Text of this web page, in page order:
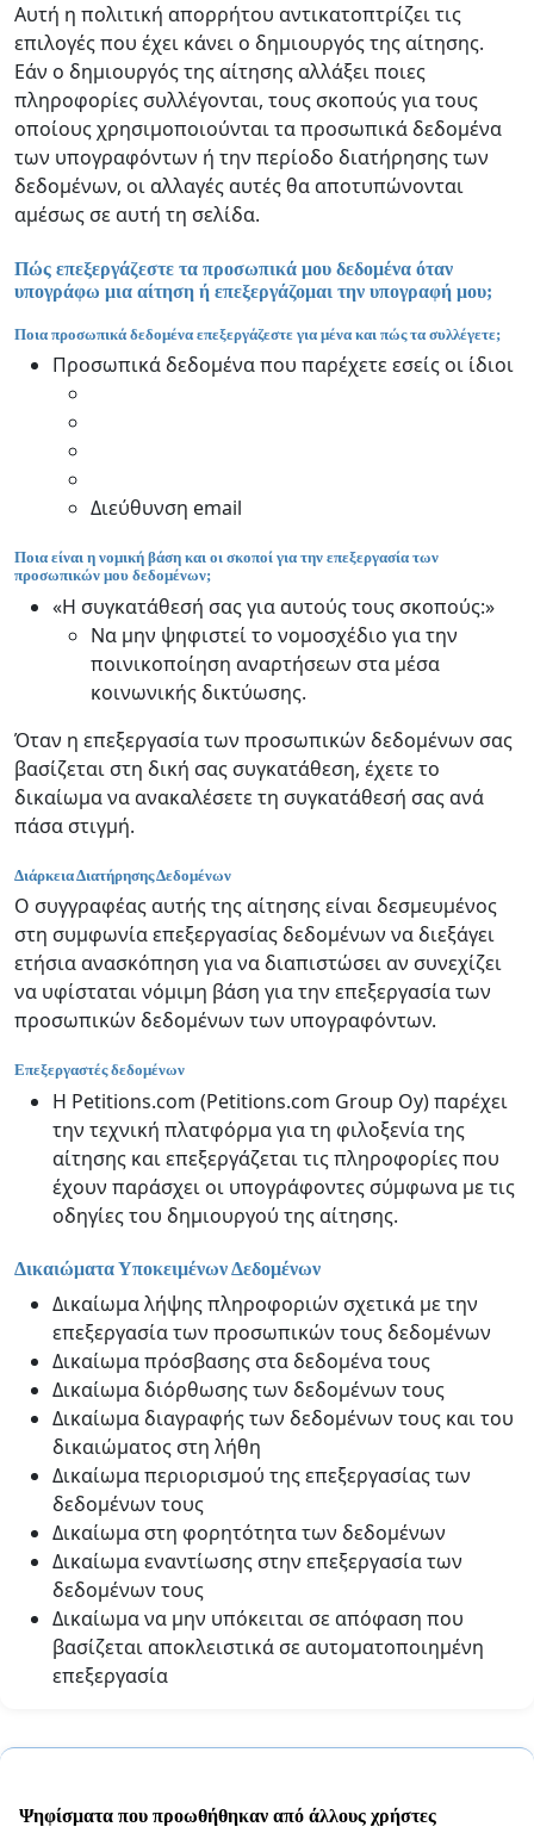
Αυτή η πολιτική απορρήτου αντικατοπτρίζει τις
επιλογές που έχει κάνει ο δημιουργός της αίτησης.
Εάν ο δημιουργός της αίτησης αλλάξει ποιες
πληροφορίες συλλέγονται, τους σκοπούς για τους
οποίους χρησιμοποιούνται τα προσωπικά δεδομένα
των υπογραφόντων ή την περίοδο διατήρησης των
δεδομένων, οι αλλαγές αυτές θα αποτυπώνονται
αμέσως σε αυτή τη σελίδα.
Πώς επεξεργάζεστε τα προσωπικά μου δεδομένα όταν
υπογράφω μια αίτηση ή επεξεργάζομαι την υπογραφή μου;
Ποια προσωπικά δεδομένα επεξεργάζεστε για μένα και πώς τα συλλέγετε;
Προσωπικά δεδομένα που παρέχετε εσείς οι ίδιοι
Διεύθυνση email
Ποια είναι η νομική βάση και οι σκοποί για την επεξεργασία των
προσωπικών μου δεδομένων;
«Η συγκατάθεσή σας για αυτούς τους σκοπούς:»
Να μην ψηφιστεί το νομοσχέδιο για την
ποινικοποίηση αναρτήσεων στα μέσα
κοινωνικής δικτύωσης.
Όταν η επεξεργασία των προσωπικών δεδομένων σας
βασίζεται στη δική σας συγκατάθεση, έχετε το
δικαίωμα να ανακαλέσετε τη συγκατάθεσή σας ανά
πάσα στιγμή.
Διάρκεια Διατήρησης Δεδομένων
Ο συγγραφέας αυτής της αίτησης είναι δεσμευμένος
στη συμφωνία επεξεργασίας δεδομένων να διεξάγει
ετήσια ανασκόπηση για να διαπιστώσει αν συνεχίζει
να υφίσταται νόμιμη βάση για την επεξεργασία των
προσωπικών δεδομένων των υπογραφόντων.
Επεξεργαστές δεδομένων
Η Petitions.com (Petitions.com Group Oy) παρέχει
την τεχνική πλατφόρμα για τη φιλοξενία της
αίτησης και επεξεργάζεται τις πληροφορίες που
έχουν παράσχει οι υπογράφοντες σύμφωνα με τις
οδηγίες του δημιουργού της αίτησης.
Δικαιώματα Υποκειμένων Δεδομένων
Δικαίωμα λήψης πληροφοριών σχετικά με την
επεξεργασία των προσωπικών τους δεδομένων
Δικαίωμα πρόσβασης στα δεδομένα τους
Δικαίωμα διόρθωσης των δεδομένων τους
Δικαίωμα διαγραφής των δεδομένων τους και του
δικαιώματος στη λήθη
Δικαίωμα περιορισμού της επεξεργασίας των
δεδομένων τους
Δικαίωμα στη φορητότητα των δεδομένων
Δικαίωμα εναντίωσης στην επεξεργασία των
δεδομένων τους
Δικαίωμα να μην υπόκειται σε απόφαση που
βασίζεται αποκλειστικά σε αυτοματοποιημένη
επεξεργασία
Ψηφίσματα που προωθήθηκαν από άλλους χρήστες